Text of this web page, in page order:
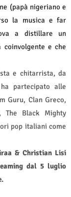
(papà nigeriano e
la musica e far
a distillare un
e che
e chitarrista, da
partecipato alle
Guru, Clan Greco,
The Black Mighty
pop italiani come
& Christian Lisi
dal 5 luglio